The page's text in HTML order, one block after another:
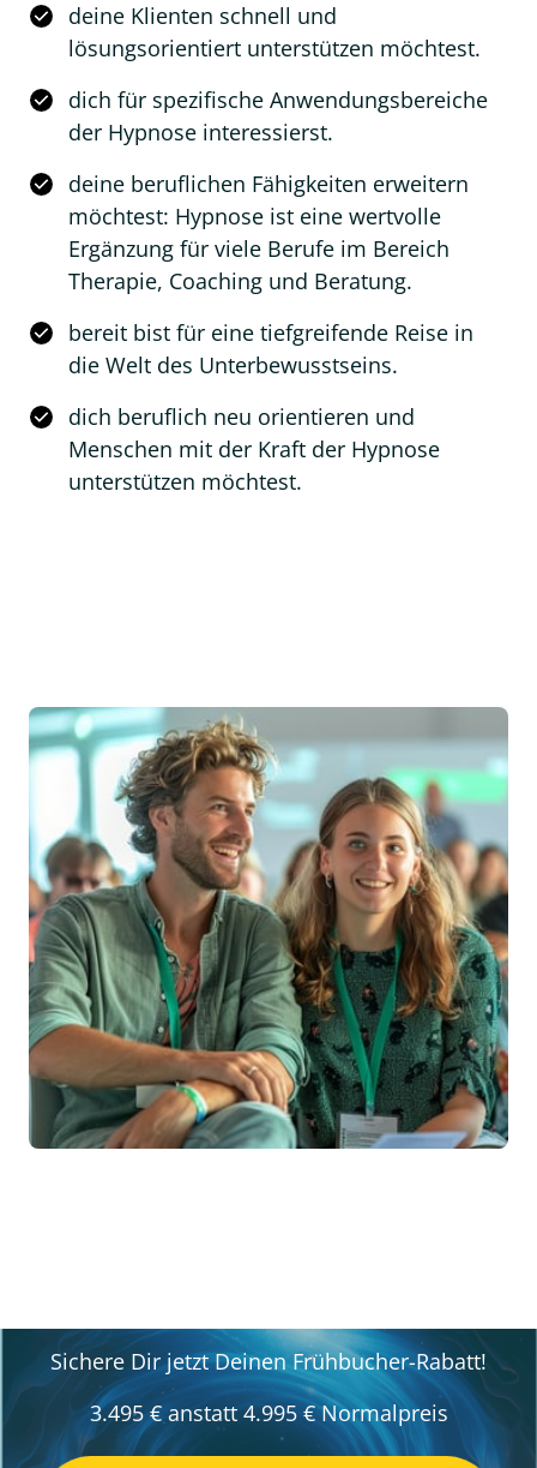
deine Klienten schnell und
lösungsorientiert unterstützen möchtest.
dich für spezifische Anwendungsbereiche
der Hypnose interessierst.
deine beruflichen Fähigkeiten erweitern
möchtest: Hypnose ist eine wertvolle
Ergänzung für viele Berufe im Bereich
Therapie, Coaching und Beratung.
bereit bist für eine tiefgreifende Reise in
die Welt des Unterbewusstseins.
dich beruflich neu orientieren und
Menschen mit der Kraft der Hypnose
unterstützen möchtest.
Sichere Dir jetzt Deinen Frühbucher-Rabatt!
3.495 € anstatt 4.995 € Normalpreis